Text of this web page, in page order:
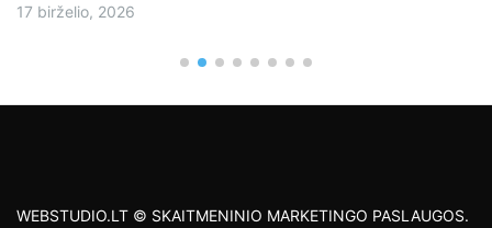
17 birželio, 2026
WEBSTUDIO.LT © SKAITMENINIO MARKETINGO PASLAUGOS.